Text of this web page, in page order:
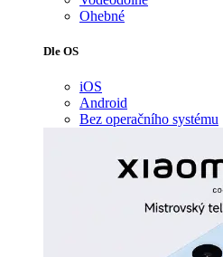
Ohebné
Dle OS
iOS
Android
Bez operačního systému